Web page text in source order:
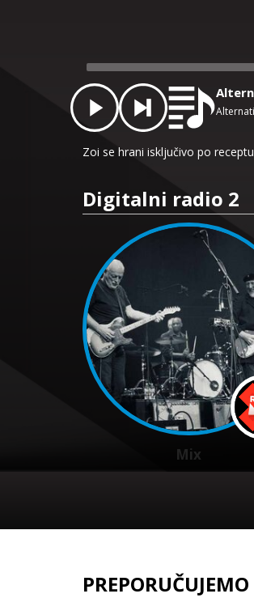
Player
Zoi se hrani isključivo po
Digitalni radio 2
Mix
PREPORUČUJEMO